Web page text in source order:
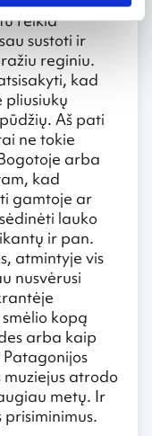
reikia
sustoti ir
reginiu.
kad
Aš pati
ne tokie
arba
kad
gamtoje ar
lauko
ir pan.
atmintyje vis
nusvėrusi
kopą
arba kaip
atrodo
metų. Ir